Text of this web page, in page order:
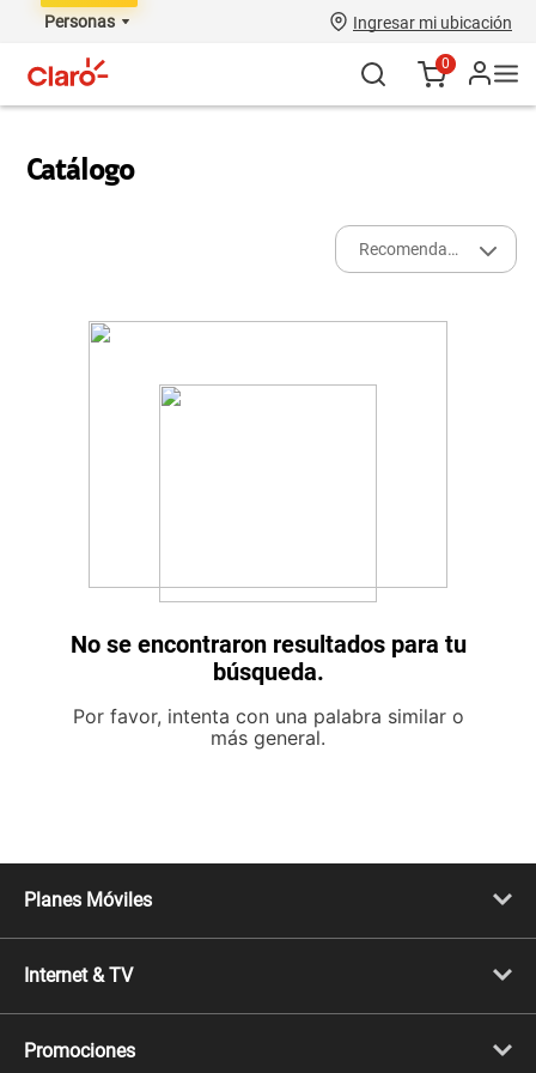
Personas Ingresar mi ubicación
0
Catálogo
Recomendados
No se encontraron resultados para tu
búsqueda.
Por favor, intenta con una palabra similar o
más general.
Planes Móviles
Línea Nueva
Línea Adicional
Migración
Internet & TV
Internet + TV
Mejora tu plan
Promociones